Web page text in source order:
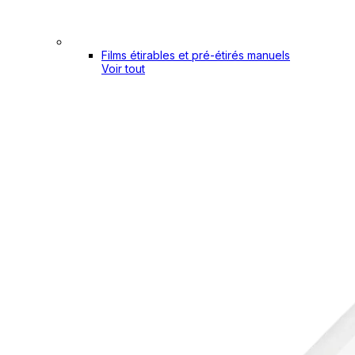
Films étirables et pré-étirés manuels
Voir tout